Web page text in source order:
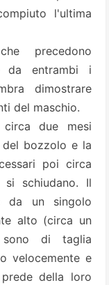
l'ultima
precedono
da entrambi i
dimostrare
del maschio.
circa due mesi
del bozzolo e la
poi circa
schiudano. Il
da un singolo
alto (circa un
sono di taglia
velocemente e
della loro